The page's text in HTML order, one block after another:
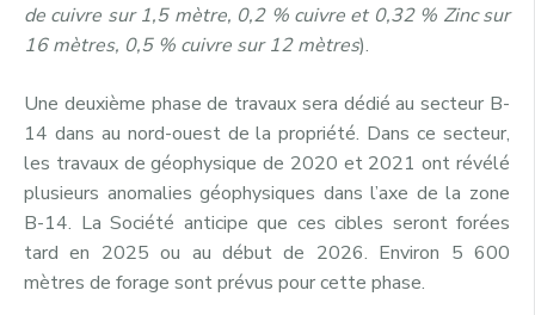
de cuivre sur 1,5 mètre, 0,2 % cuivre et 0,32 % Zinc sur
16 mètres, 0,5 % cuivre sur 12 mètres).
Une deuxième phase de travaux sera dédié au secteur B-
14 dans au nord-ouest de la propriété. Dans ce secteur,
les travaux de géophysique de 2020 et 2021 ont révélé
plusieurs anomalies géophysiques dans l’axe de la zone
B-14. La Société anticipe que ces cibles seront forées
tard en 2025 ou au début de 2026. Environ 5 600
mètres de forage sont prévus pour cette phase.